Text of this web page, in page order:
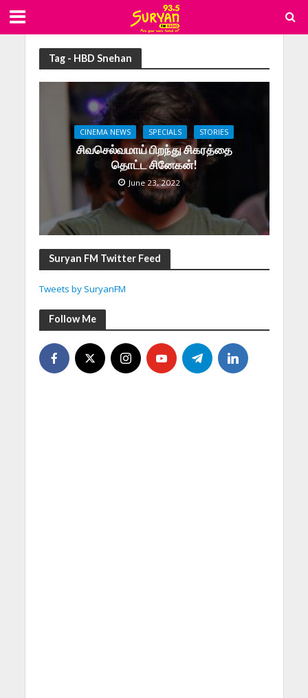
Tag - HBD Snehan
CINEMA NEWS SPECIALS STORIES
சிவசெல்வமாய் பிறந்து சிகரத்தை
தொட்ட சினேகன்!
June 23, 2022
Suryan FM Twitter Feed
Tweets by SuryanFM
Follow Me